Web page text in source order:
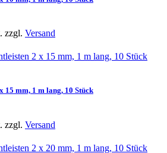
zzgl. Versand
15 mm, 1 m lang, 10 Stück
zzgl. Versand